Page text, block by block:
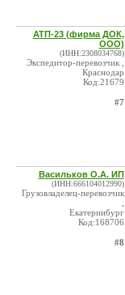
АТП-23 (фирма ДОК,
ООО)
(ИНН:2308034768)
Экспедитор-перевозчик ,
Краснодар
Код:21679
#7
Васильков О.А. ИП
(ИНН:666104012990)
Грузовладелец-перевозчик
Екатеринбург
Код:168706
#8